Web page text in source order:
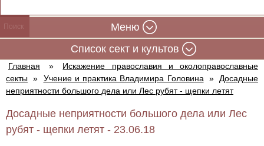
Меню
Cписок сект и культов
Главная »
Искажение православия и околоправославные
секты » Учение и практика Владимира Головина »
Досадные
неприятности большого дела или Лес рубят - щепки летят
Досадные неприятности большого дела или Лес
рубят - щепки летят - 23.06.18